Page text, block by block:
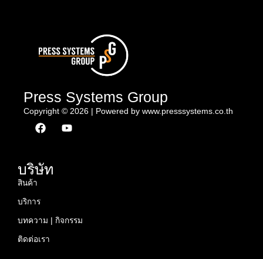
Press Systems Group
Copyright © 2026 | Powered by www.presssystems.co.th
F
a
b
o
Y
o
บริษัท
สินค้า
บริการ
บทความ | กิจกรรม
ติดต่อเรา